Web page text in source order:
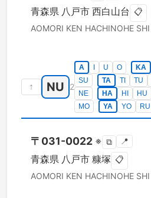
青森県 八戸市 西白山台 📋
AOMORI KEN HACHINOHE SHI
↑ NU 2
A U O KA
SU
TA TI TU
NE
HA HI HU
MO
YA YO RU
〒 031-0022 ※ ⧉ 📍
青森県 八戸市 糠塚 📋
AOMORI KEN HACHINOHE SHI